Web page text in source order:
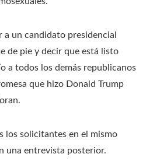
a un candidato presidencial
de pie y decir que está listo
a todos los demás republicanos
que hizo Donald Trump
los solicitantes en el mismo
una entrevista posterior.